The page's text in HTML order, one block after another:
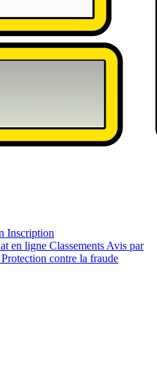
Inscription
en ligne Classements Avis par
Protection contre la fraude